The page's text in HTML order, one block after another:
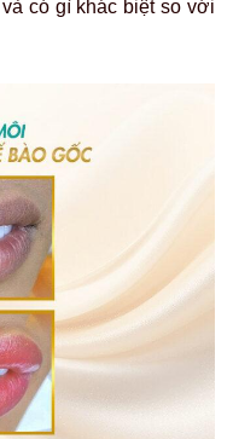
có gì khác biệt so với